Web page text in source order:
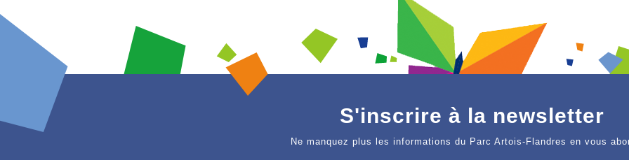
S'inscrire à la newsletter
Ne manquez plus les informations du Parc Artois-Flandres en vous